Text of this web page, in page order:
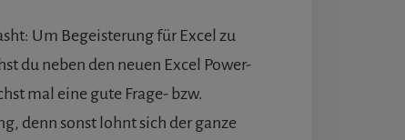
Um Begeisterung für Excel zu
du neben den neuen Excel Power-
mal eine gute Frage- bzw.
denn sonst lohnt sich der ganze